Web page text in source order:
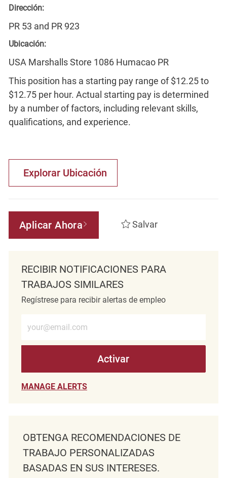
Dirección:
PR 53 and PR 923
Ubicación:
USA Marshalls Store 1086 Humacao PR
This position has a starting pay range of $12.25 to
$12.75 per hour. Actual starting pay is determined
by a number of factors, including relevant skills,
qualifications, and experience.
Explorar Ubicación
Aplicar Ahora Salvar
RECIBIR NOTIFICACIONES PARA
TRABAJOS SIMILARES
Regístrese para recibir alertas de empleo
Activar
MANAGE ALERTS
OBTENGA RECOMENDACIONES DE
TRABAJO PERSONALIZADAS
BASADAS EN SUS INTERESES.